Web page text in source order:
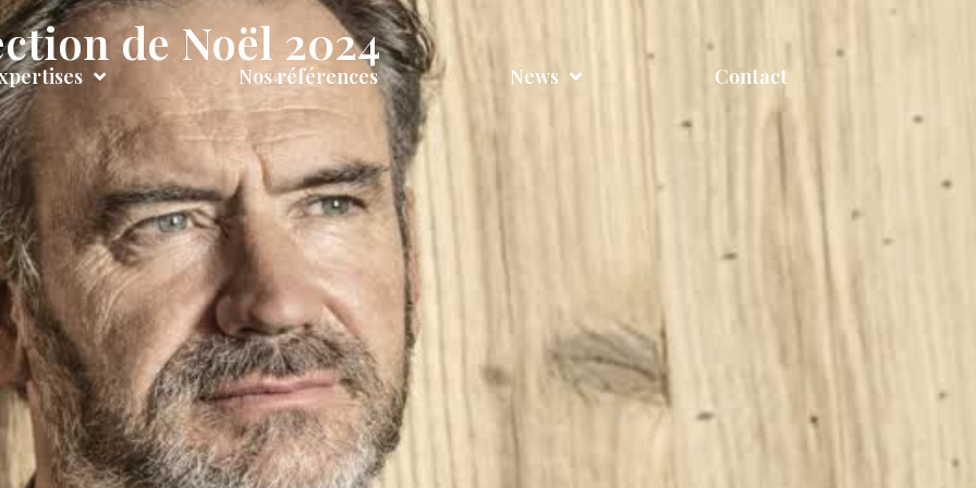
Nos références News Contact
de Noël 2024